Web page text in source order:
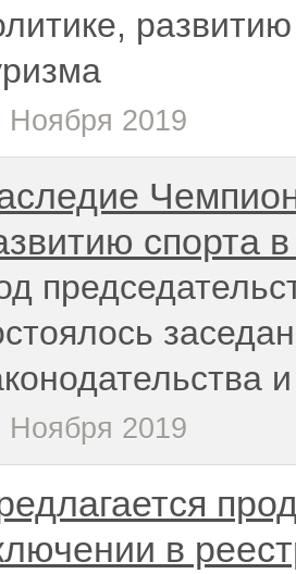
Ноября 2019
спорта
Ноября 2019
в